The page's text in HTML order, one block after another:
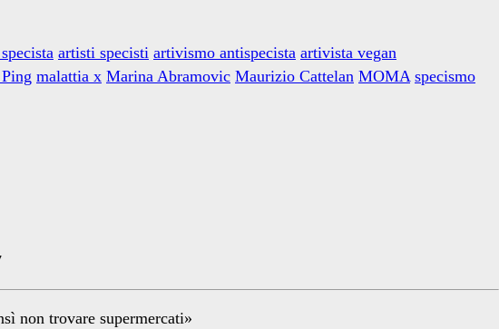
artisti specisti artivismo antispecista artivista vegan
malattia x Marina Abramovic Maurizio Cattelan MOMA specismo
non trovare supermercati»